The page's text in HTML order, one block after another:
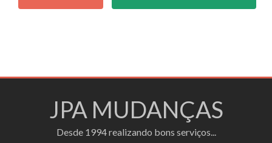
JPA MUDANÇAS
Desde 1994 realizando bons serviços...